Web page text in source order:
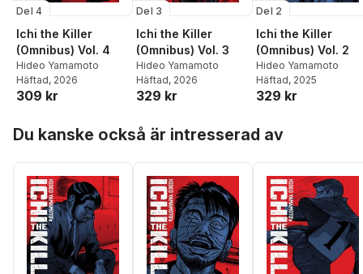
Del 4
Ichi the Killer
(Omnibus) Vol. 4
Hideo Yamamoto
Häftad, 2026
309 kr
Del 3
Ichi the Killer
(Omnibus) Vol. 3
Hideo Yamamoto
Häftad, 2026
329 kr
Del 2
Ichi the Killer
(Omnibus) Vol. 2
Hideo Yamamoto
Häftad, 2025
329 kr
Du kanske också är intresserad av